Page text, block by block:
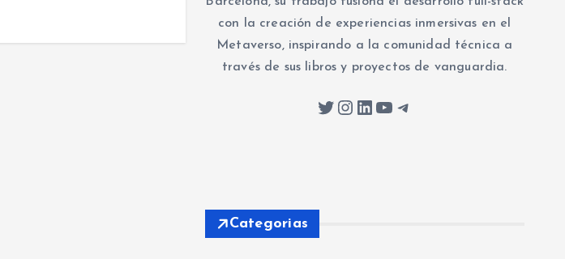
con la creación de experiencias inmersivas en el
Metaverso, inspirando a la comunidad técnica a
través de sus libros y proyectos de vanguardia.
Twitter Instagram LinkedIn YouTube Telegram
Categorias